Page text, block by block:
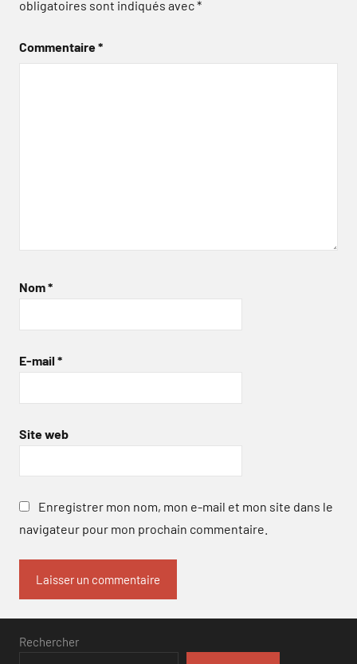
obligatoires sont indiqués avec*
Commentaire*
Nom*
E-mail *
Site web
Enregistrer mon nom, mon e-mail et mon site dans le
navigateur pour mon prochain commentaire.
Rechercher